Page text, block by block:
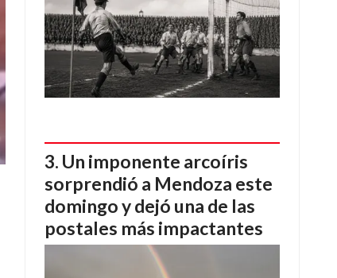
Un imponente arcoíris
sorprendió a Mendoza este
domingo y dejó una de las
postales más impactantes